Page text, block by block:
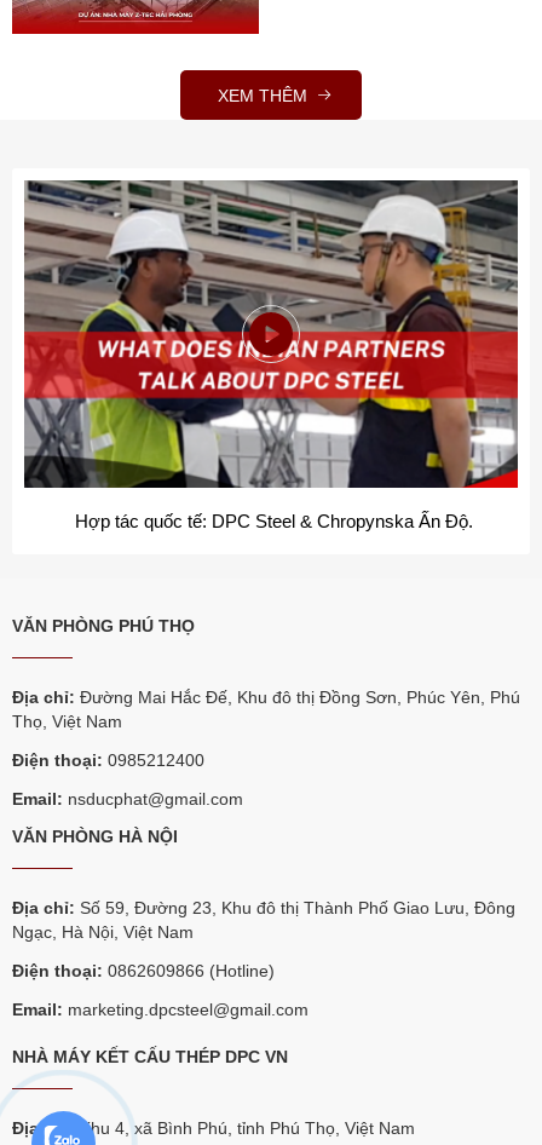
XEM THÊM
DPC Steel - Tổng kết hoạt động năm 2023
VĂN PHÒNG PHÚ THỌ
Địa chỉ: Đường Mai Hắc Đế, Khu đô thị Đồng Sơn, Phúc Yên, Phú
Thọ, Việt Nam
Điện thoại: 0985212400
Email: nsducphat@gmail.com
VĂN PHÒNG HÀ NỘI
Địa chỉ: Số 59, Đường 23, Khu đô thị Thành Phố Giao Lưu, Đông
Ngạc, Hà Nội, Việt Nam
Điện thoại: 0862609866 (Hotline)
Email: marketing.dpcsteel@gmail.com
NHÀ MÁY KẾT CẤU THÉP DPC VN
Địa chỉ: Khu 4, xã Bình Phú, tỉnh Phú Thọ, Việt Nam